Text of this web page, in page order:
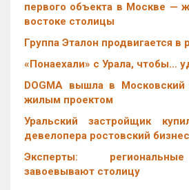
первого объекта в Москве —
востоке столицы
Группа Эталон продвигается в
«Понаехали» с Урала, чтобы…
DOGMA вышла в
жилым проектом
Уральский застройщик
девелопера ростовский
Эксперты:
завоевывают столицу